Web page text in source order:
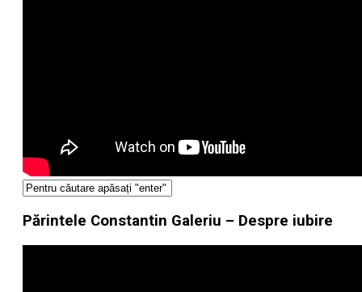
Părintele Constantin Galeriu – Despre iubire